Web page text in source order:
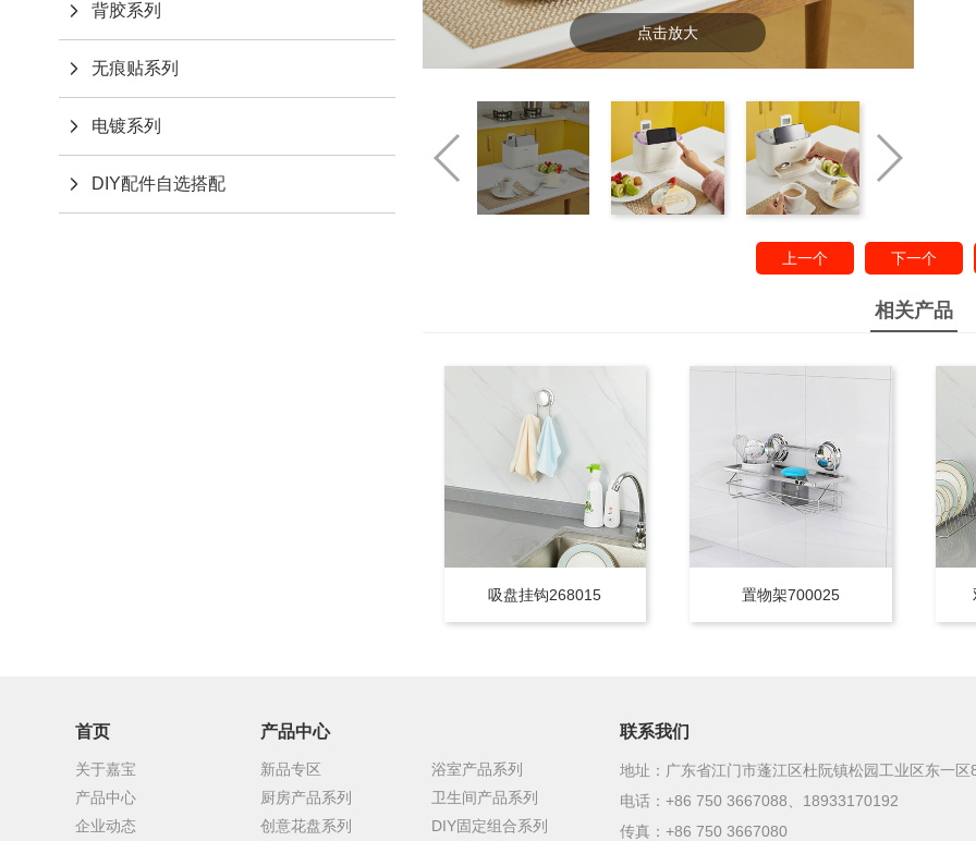
背胶系列
无痕贴系列
电镀系列
DIY配件自选搭配
点击放大
上一个 下一个
相关产品
吸盘挂钩268015 置物架700025
首页
关于嘉宝
产品中心
企业动态
产品中心
新品专区
浴室产品系列
厨房产品系列
卫生间产品系列
创意花盘系列
DIY固定组合系列
联系我们
地址：广东省江门市蓬江区杜阮镇松园工业区东一区
电话：+86 750 3667088、18933170192
传真：+86 750 3667080